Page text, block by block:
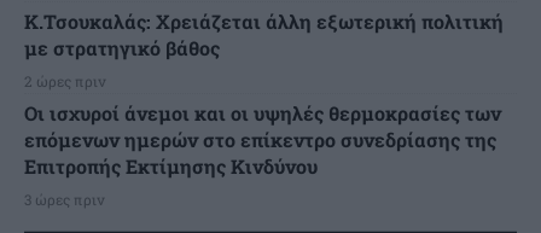
Κ.Τσουκαλάς: Xρειάζεται άλλη εξωτερική πολιτική
με στρατηγικό βάθος
2 ώρες πριν
Οι ισχυροί άνεμοι και οι υψηλές θερμοκρασίες των
επόμενων ημερών στο επίκεντρο συνεδρίασης της
Επιτροπής Εκτίμησης Κινδύνου
3 ώρες πριν